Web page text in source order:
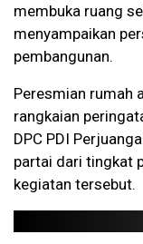
membuka ruang
menyampaikan
pembangunan.
Peresmian rumah
rangkaian
DPC PDI
partai dari tingkat
kegiatan tersebut.